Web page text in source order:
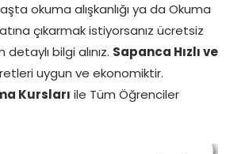
okuma alışkanlığı ya da Okuma
çıkarmak istiyorsanız ücretsiz
bilgi alınız. Sapanca Hızlı ve
uygun ve ekonomiktir.
Kursları
ile Tüm Öğrenciler